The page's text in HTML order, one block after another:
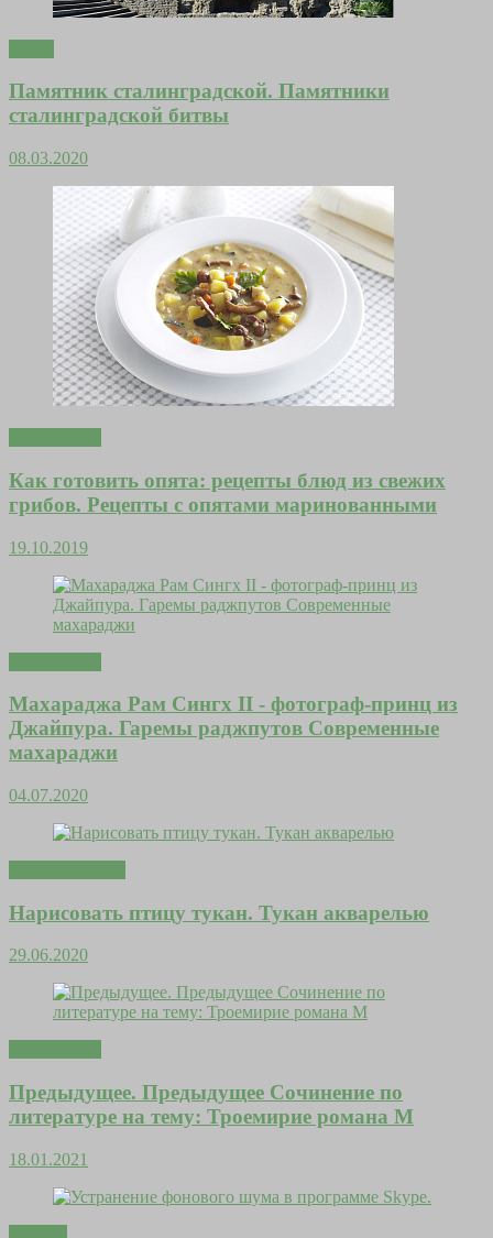
Памятник сталинградской. Памятники
сталинградской битвы
08.03.2020
Как готовить опята: рецепты блюд из свежих
грибов. Рецепты с опятами маринованными
19.10.2019
Махараджа Рам Сингх II - фотограф-принц из
Джайпура. Гаремы раджпутов Современные
махараджи
04.07.2020
Нарисовать птицу тукан. Тукан акварелью
29.06.2020
Предыдущее. Предыдущее Сочинение по
литературе на тему: Троемирие романа М
18.01.2021